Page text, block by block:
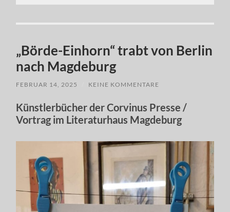
„Börde-Einhorn“ trabt von Berlin
nach Magdeburg
FEBRUAR 14, 2025 KEINE KOMMENTARE
Künstlerbücher der Corvinus Presse /
Vortrag im Literaturhaus Magdeburg